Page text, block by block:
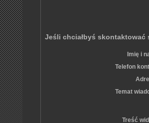
Jeśli chciałbyś skontaktować
Imię i
Telefon
Temat
Treść